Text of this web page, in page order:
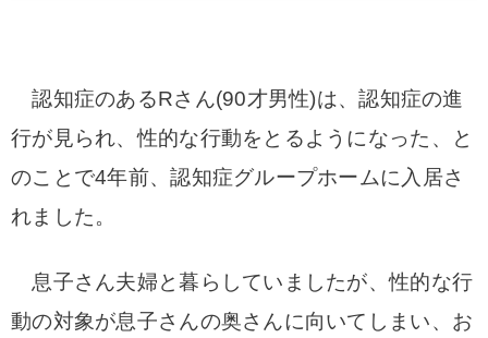
認知症のあるRさん(90才男性)は、認知症の進
行が見られ、性的な行動をとるようになった、と
のことで4年前、認知症グループホームに入居さ
れました。
息子さん夫婦と暮らしていましたが、性的な行
動の対象が息子さんの奥さんに向いてしまい、 お